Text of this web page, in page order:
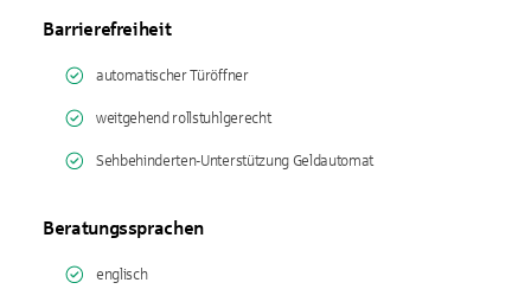
Barrierefreiheit
automatischer Türöffner
weitgehend rollstuhlgerecht
Sehbehinderten-Unterstützung Geldautomat
Beratungssprachen
englisch